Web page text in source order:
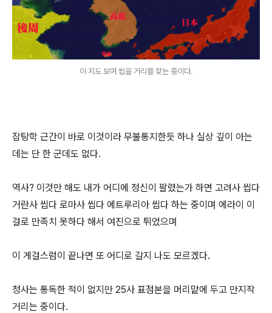
이 지도 보며 씹을 거리를 찾는 중이다.
잡탕학 근간이 바로 이것이라 무불통지한듯 하나 실상 깊이 아는
데는 단 한 군데도 없다.
역사? 이것만 해도 내가 어디에 정신이 팔렸는가 하면 고려사 씹다
거란사 씹다 로마사 씹다 에트루리아 씹다 하는 중이며 에라이 이
걸로 만족치 못하다 해서 여진으로 튀었으며
이 게걸스럼이 끝나면 또 어디로 갈지 나도 모르겠다.
청사는 통독한 적이 없지만 25사 표점본을 머리맡에 두고 만지작
거리는 중이다.